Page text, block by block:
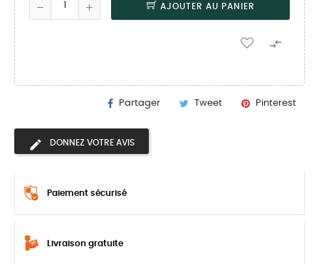
AJOUTER AU PANIER

Partager Tweet Pinterest
DONNEZ VOTRE AVIS
Paiement sécurisé
Livraison gratuite